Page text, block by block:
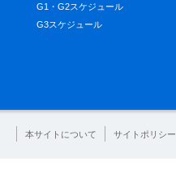
G1・G2スケジュール
G3スケジュール
本サイトについて サイトポリシー